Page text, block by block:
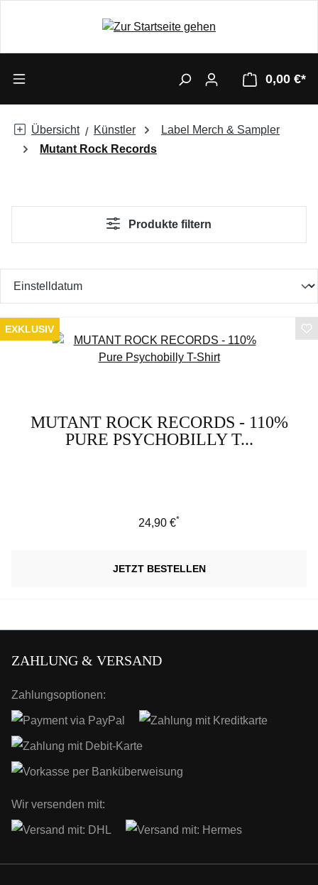
0,00 €*
Übersicht Künstler
Label Merch & Sampler
Mutant Rock Records
Produkte filtern
EXKLUSIV
MUTANT ROCK RECORDS - 110%
PURE PSYCHOBILLY T...
Regulärer Preis:
24,90 €*
JETZT BESTELLEN
ZAHLUNG & VERSAND
Zahlungsoptionen:
Wir versenden mit: